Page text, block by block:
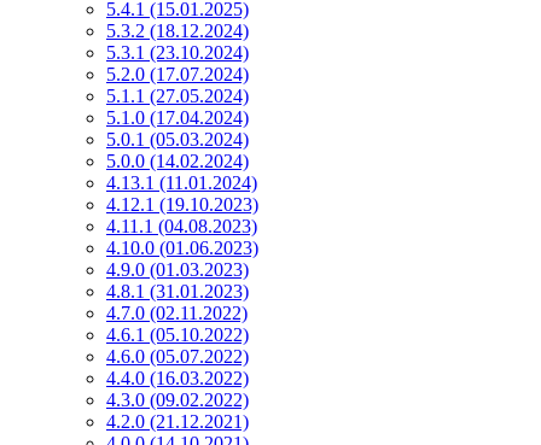
5.4.1 (15.01.2025)
5.3.2 (18.12.2024)
5.3.1 (23.10.2024)
5.2.0 (17.07.2024)
5.1.1 (27.05.2024)
5.1.0 (17.04.2024)
5.0.1 (05.03.2024)
5.0.0 (14.02.2024)
4.13.1 (11.01.2024)
4.12.1 (19.10.2023)
4.11.1 (04.08.2023)
4.10.0 (01.06.2023)
4.9.0 (01.03.2023)
4.8.1 (31.01.2023)
4.7.0 (02.11.2022)
4.6.1 (05.10.2022)
4.6.0 (05.07.2022)
4.4.0 (16.03.2022)
4.3.0 (09.02.2022)
4.2.0 (21.12.2021)